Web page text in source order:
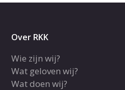
Over RKK
Wie zijn wij?
Wat geloven wij?
Wat doen wij?